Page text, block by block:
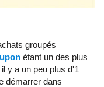
groupés
étant un des plus
y a un peu plus d'1
démarrer dans